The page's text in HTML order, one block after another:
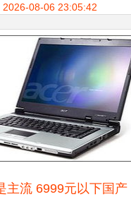
外设齐亮相
2026-08-06 23:05:42
主流 6999元以下国产